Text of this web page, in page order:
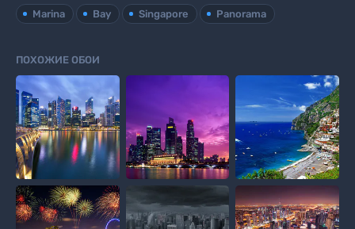
Marina Bay Singapore Panorama
ПОХОЖИЕ ОБОИ